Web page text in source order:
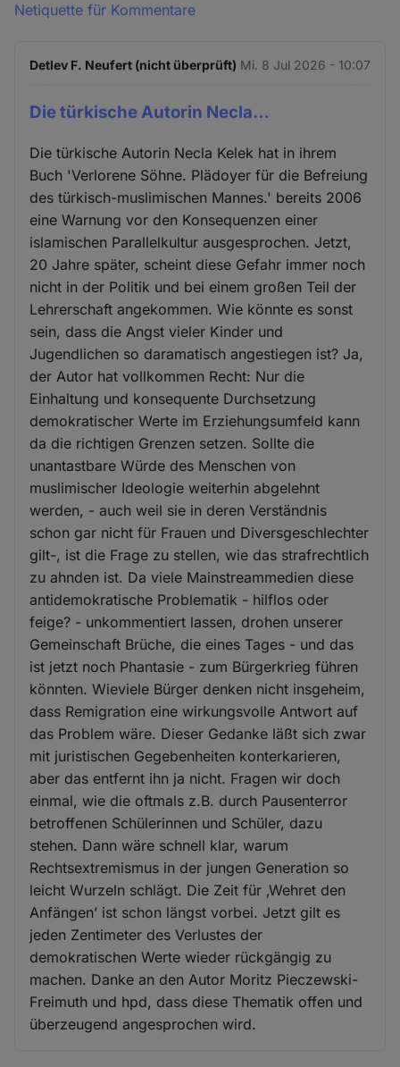
Netiquette für Kommentare
Detlev F. Neufert (nicht überprüft) Mi. 8 Jul 2026 - 10:07
Die türkische Autorin Necla…
Die türkische Autorin Necla Kelek hat in ihrem
Buch 'Verlorene Söhne. Plädoyer für die Befreiung
des türkisch-muslimischen Mannes.' bereits 2006
eine Warnung vor den Konsequenzen einer
islamischen Parallelkultur ausgesprochen. Jetzt,
20 Jahre später, scheint diese Gefahr immer noch
nicht in der Politik und bei einem großen Teil der
Lehrerschaft angekommen. Wie könnte es sonst
sein, dass die Angst vieler Kinder und
Jugendlichen so daramatisch angestiegen ist? Ja,
der Autor hat vollkommen Recht: Nur die
Einhaltung und konsequente Durchsetzung
demokratischer Werte im Erziehungsumfeld kann
da die richtigen Grenzen setzen. Sollte die
unantastbare Würde des Menschen von
muslimischer Ideologie weiterhin abgelehnt
werden, - auch weil sie in deren Verständnis
schon gar nicht für Frauen und Diversgeschlechter
gilt-, ist die Frage zu stellen, wie das strafrechtlich
zu ahnden ist. Da viele Mainstreammedien diese
antidemokratische Problematik - hilflos oder
feige? - unkommentiert lassen, drohen unserer
Gemeinschaft Brüche, die eines Tages - und das
ist jetzt noch Phantasie - zum Bürgerkrieg führen
könnten. Wieviele Bürger denken nicht insgeheim,
dass Remigration eine wirkungsvolle Antwort auf
das Problem wäre. Dieser Gedanke läßt sich zwar
mit juristischen Gegebenheiten konterkarieren,
aber das entfernt ihn ja nicht. Fragen wir doch
einmal, wie die oftmals z.B. durch Pausenterror
betroffenen Schülerinnen und Schüler, dazu
stehen. Dann wäre schnell klar, warum
Rechtsextremismus in der jungen Generation so
leicht Wurzeln schlägt. Die Zeit für ‚Wehret den
Anfängen’ ist schon längst vorbei. Jetzt gilt es
jeden Zentimeter des Verlustes der
demokratischen Werte wieder rückgängig zu
machen. Danke an den Autor Moritz Pieczewski-
Freimuth und hpd, dass diese Thematik offen und
überzeugend angesprochen wird.